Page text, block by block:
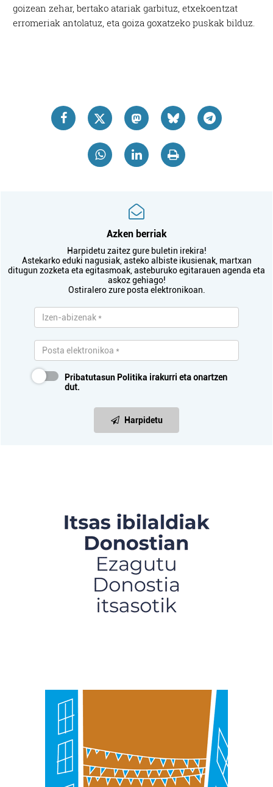
goizean zehar, bertako atariak garbituz, etxekoentzat
erromeriak antolatuz, eta goiza goxatzeko puskak bilduz.
Azken berriak
Harpidetu zaitez gure buletin irekira!
Astekarko eduki nagusiak, asteko albiste ikusienak, martxan
ditugun zozketa eta egitasmoak, asteburuko egitarauen agenda eta
askoz gehiago!
Ostiralero zure posta elektronikoan.
Pribatutasun Politika irakurri eta onartzen
dut.
Harpidetu